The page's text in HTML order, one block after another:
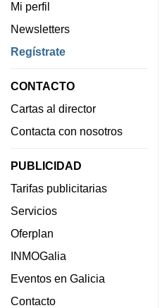
Mi perfil
Newsletters
Regístrate
CONTACTO
Cartas al director
Contacta con nosotros
PUBLICIDAD
Tarifas publicitarias
Servicios
Oferplan
INMOGalia
Eventos en Galicia
Contacto